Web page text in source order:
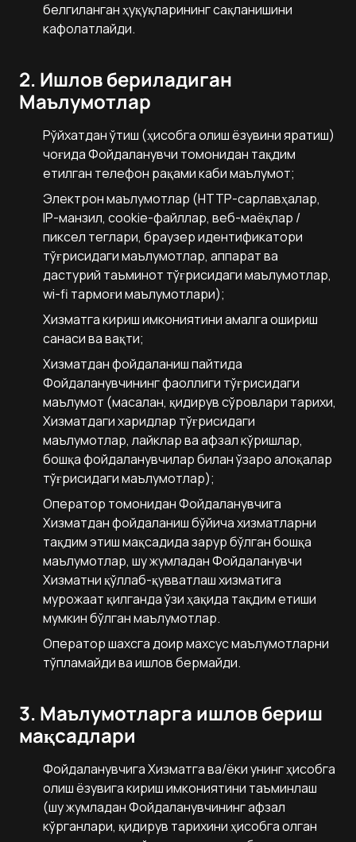
белгиланган ҳуқуқларининг сақланишини
кафолатлайди.
2. Ишлов бериладиган
Маълумотлар
Рўйхатдан ўтиш (ҳисобга олиш ёзувини яратиш)
чоғида Фойдаланувчи томонидан тақдим
етилган телефон рақами каби маълумот;
Электрон маълумотлар (НТТР-сарлавҳалар,
IP-манзил, cookie-файллар, веб-маёқлар /
пиксел теглари, браузер идентификатори
тўғрисидаги маълумотлар, аппарат ва
дастурий таъминот тўғрисидаги маълумотлар,
wi-fi тармоғи маълумотлари);
Хизматга кириш имкониятини амалга ошириш
санаси ва вақти;
Хизматдан фойдаланиш пайтида
Фойдаланувчининг фаоллиги тўғрисидаги
маълумот (масалан, қидирув сўровлари тарихи,
Хизматдаги харидлар тўғрисидаги
маълумотлар, лайклар ва афзал кўришлар,
бошқа фойдаланувчилар билан ўзаро алоқалар
тўғрисидаги маълумотлар);
Оператор томонидан Фойдаланувчига
Хизматдан фойдаланиш бўйича хизматларни
тақдим этиш мақсадида зарур бўлган бошқа
маълумотлар, шу жумладан Фойдаланувчи
Хизматни қўллаб-қувватлаш хизматига
мурожаат қилганда ўзи ҳақида тақдим етиши
мумкин бўлган маълумотлар.
Оператор шахсга доир махсус маълумотларни
тўпламайди ва ишлов бермайди.
3. Маълумотларга ишлов бериш
мақсадлари
Фойдаланувчига Хизматга ва/ёки унинг ҳисобга
олиш ёзувига кириш имкониятини таъминлаш
(шу жумладан Фойдаланувчининг афзал
кўрганлари, қидирув тарихини ҳисобга олган